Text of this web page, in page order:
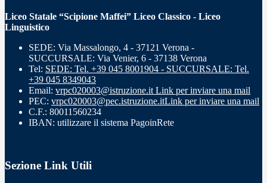
Liceo Statale “Scipione Maffei” Liceo Classico - Liceo
Linguistico
SEDE: Via Massalongo, 4 - 37121 Verona -
SUCCURSALE: Via Venier, 6 - 37138 Verona
Tel: SEDE: Tel. +39 045 8001904 - SUCCURSALE: Tel.
+39 045 8349043
Email: vrpc020003@istruzione.it Link per inviare una mail
PEC: vrpc020003@pec.istruzione.itLink per inviare una mail
C.F.: 80011560234
IBAN: utilizzare il sistema PagoinRete
Sezione Link Utili